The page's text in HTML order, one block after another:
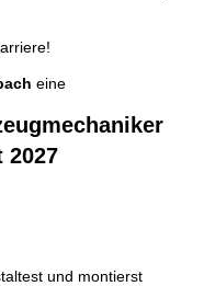
eine
2027
und montierst